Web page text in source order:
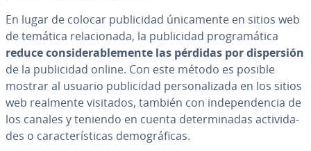
En lugar de colocar pu­bli­ci­dad úni­ca­me­n­te en sitios web
de temática re­la­cio­na­da, la pu­bli­ci­dad pro­gra­má­ti­ca
reduce co­n­si­de­ra­ble­me­n­te las pérdidas por di­s­pe­r­sión
de la pu­bli­ci­dad online. Con este método es posible
mostrar al usuario pu­bli­ci­dad pe­r­so­na­li­za­da en los sitios
web realmente visitados, también con in­de­pe­n­de­n­cia de
los canales y teniendo en cuenta de­te­r­mi­na­das ac­ti­vi­da­
des o ca­ra­c­te­rí­s­ti­cas de­mo­grá­fi­cas.